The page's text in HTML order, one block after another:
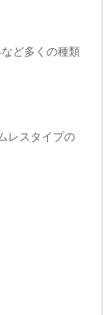
など多くの種類
レスタイプの